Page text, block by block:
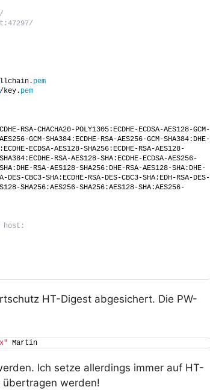
pem
/key. pem
RSA-CHACHA20-POLY1305:ECDHE-ECDSA-AES128-GCM-
GCM-SHA384:ECDHE-RSA-AES256-GCM-SHA384:DHE-
ECDSA-AES128-SHA256:ECDHE-RSA-AES128-
RSA-AES128-SHA:ECDHE-ECDSA-AES256-
RSA-AES128-SHA256:DHE-RSA-AES128-SHA:DHE-
DES-CBC3-SHA:ECDHE-RSA-DES-CBC3-SHA:EDH-RSA-DES-
SHA256:AES256-SHA256:AES128-SHA:AES256-
host:
HT-Digest abgesichert. Die PW-
Martin
Ich setze allerdings immer auf HT-
werden!